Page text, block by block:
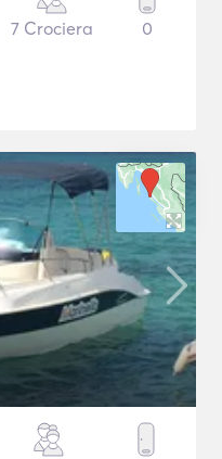
7 Crociera 0